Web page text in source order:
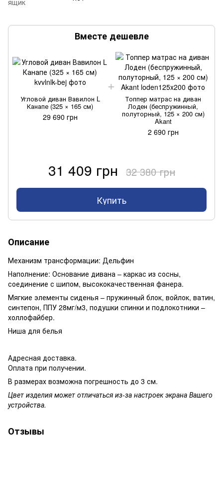
Вместе дешевле
Угловой диван Вавилон L
Канапе (325 × 165 см)
29 690 грн
Топпер матрас на диван
Лоден (беспружинный,
полуторный, 125 × 200 см)
Akant
2 690 грн
31 409 грн 32 380 грн
Купить
Описание
Механизм трансформации: Дельфин
Наполнение: Основание дивана – каркас из сосны,
соединение с шипом, высококачественная фанера.
Мягкие элементы сиденья – пружинный блок, войлок, ватин,
синтепон, ППУ 28мг/м3, подушки спинки и подлокотники –
холлофайбер.
Ниша для белья
Адресная доставка.
Оплата при получении.
В размерах возможна погрешность до 3 см.
Цвет изделия может отличаться из-за настроек экрана Вашего
устройства.
Отзывы